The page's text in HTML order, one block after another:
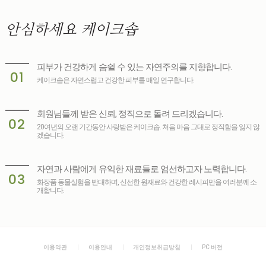
안심하세요 케이크솝
01
피부가 건강하게 숨쉴 수 있는 자연주의를 지향합니다.
케이크솝은 자연스럽고 건강한 피부를 매일 연구합니다.
02
회원님들께 받은 신뢰, 정직으로 돌려 드리겠습니다.
20여년의 오랜 기간동안 사랑받은 케이크솝. 처음 마음 그대로 정직함을 잃지 않
겠습니다.
03
자연과 사람에게 유익한 재료들로 엄선하고자 노력합니다.
화장품 동물실험을 반대하며, 신선한 원재료와 건강한 레시피만을 여러분께 소
개합니다.
이용약관 이용안내 개인정보취급방침 PC 버전